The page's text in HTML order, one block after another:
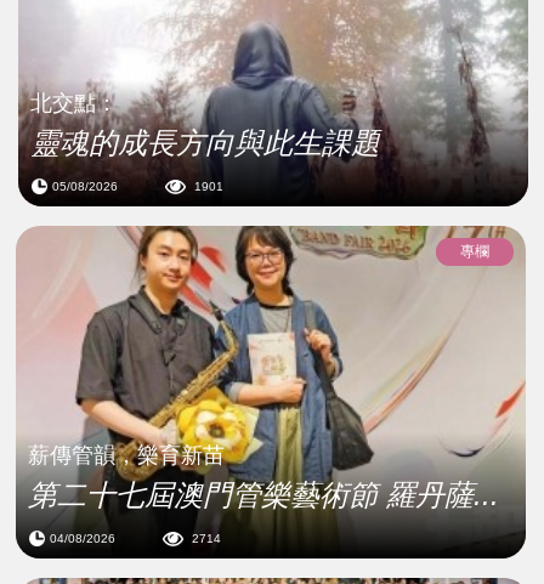
北交點：
靈魂的成長方向與此生課題
05/08/2026 1901
專欄
薪傳管韻，樂育新苗
第二十七屆澳門管樂藝術節 羅丹薩...
04/08/2026 2714